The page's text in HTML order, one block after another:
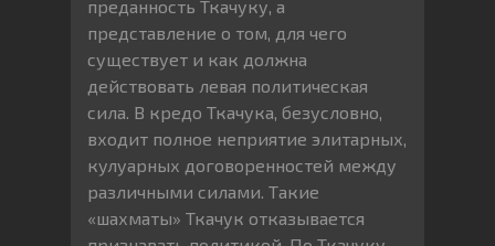
преданность Ткачуку, а
представление о том, для чего
существует и как должна
действовать левая политическая
сила. В кредо Ткачука, безусловно,
входит полное неприятие элитарных,
кулуарных договоренностей между
различными силами. Такие
«шахматы» Ткачук отказывается